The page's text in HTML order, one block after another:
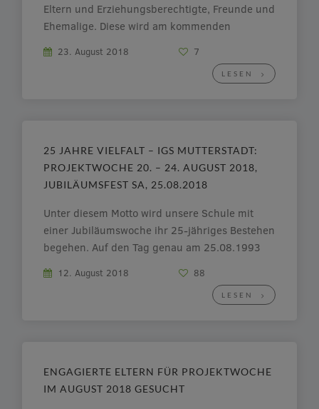
LESEN
Eltern und Erziehungsberechtigte, Freunde und
Ehemalige. Diese wird am kommenden
Hof A eröffnet. Es erwarten uns ein buntes
Programm und zahlreiche Gäste. (Weitere
23. August 2018 7
LESEN
25 JAHRE VIELFALT – IGS MUTTERSTADT:
PROJEKTWOCHE 20. – 24. AUGUST 2018,
JUBILÄUMSFEST SA, 25.08.2018
Unter diesem Motto wird unsere Schule mit
einer Jubiläumswoche ihr 25-jähriges Bestehen
begehen. Auf den Tag genau am 25.08.1993
IGS Mutterstadt im Schulzentrum Mutterstadt,
wo zur damaligen Zeit die Haupt- und
12. August 2018 88
ENGAGIERTE ELTERN FÜR PROJEKTWOCHE
IM AUGUST 2018 GESUCHT